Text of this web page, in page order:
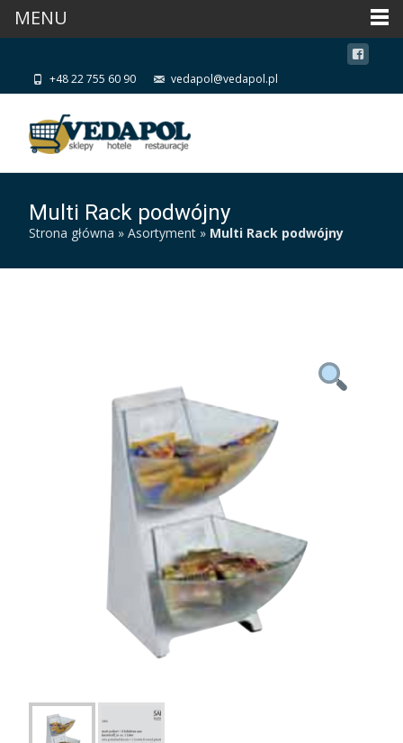
+48 22 755 60 90 vedapol@vedapol.pl
Multi Rack podwójny
Strona główna » Asortyment » Multi Rack podwójny
MENU